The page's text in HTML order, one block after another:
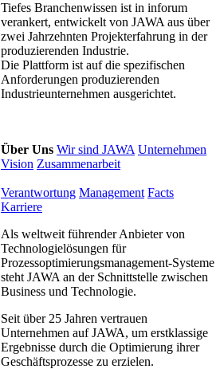
Tiefes Branchenwissen ist in inforum
verankert, entwickelt von JAWA aus über
zwei Jahrzehnten Projekterfahrung in der
produzierenden Industrie.
Die Plattform ist auf die spezifischen
Anforderungen produzierenden
Industrieunternehmen ausgerichtet.
Über Uns Wir sind JAWA Unternehmen
Vision Zusammenarbeit
Verantwortung Management Facts
Karriere
Als weltweit führender Anbieter von
Technologielösungen für
Prozessoptimierungs­management-Systeme
steht JAWA an der Schnittstelle zwischen
Business und Technologie.
Seit über 25 Jahren vertrauen
Unternehmen auf JAWA, um erstklassige
Ergebnisse durch die Optimierung ihrer
Geschäftsprozesse zu erzielen.